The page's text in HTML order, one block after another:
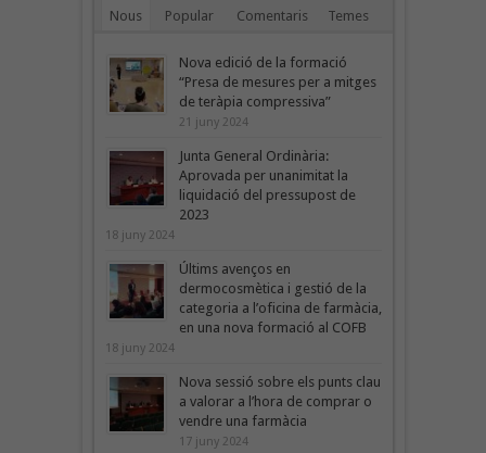
Nous Popular Comentaris Temes
Nova edició de la formació
“Presa de mesures per a mitges
de teràpia compressiva”
21 juny 2024
Junta General Ordinària:
Aprovada per unanimitat la
liquidació del pressupost de
2023
18 juny 2024
Últims avenços en
dermocosmètica i gestió de la
categoria a l’oficina de farmàcia,
en una nova formació al COFB
18 juny 2024
Nova sessió sobre els punts clau
a valorar a l’hora de comprar o
vendre una farmàcia
17 juny 2024